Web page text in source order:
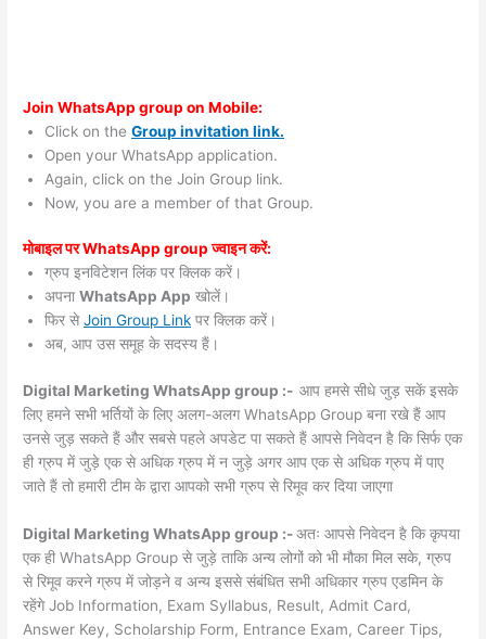
Join WhatsApp group on Mobile:
Click on theGroup invitation link.
Open your WhatsApp application.
Again, click on the Join Group link.
Now, you are a member of that Group.
मोबाइल पर WhatsApp group ज्वाइन करें:
ग्रुप इनविटेशन लिंक पर क्लिक करें।
अपनाWhatsApp App खोलें।
फिर सेJoin Group Link पर क्लिक करें।
अब, आप उस समूह के सदस्य हैं।
Digital Marketing WhatsApp group :-आप हमसे सीधे जुड़ सकें इसके
लिए हमने सभी भर्तियों के लिए अलग-अलग WhatsApp Group बना रखे हैं आप
उनसे जुड़ सकते हैं और सबसे पहले अपडेट पा सकते हैं आपसे निवेदन है कि सिर्फ एक
ही ग्रुप में जुड़े एक से अधिक ग्रुप में न जुड़े अगर आप एक से अधिक ग्रुप में पाए
जाते हैं तो हमारी टीम के द्वारा आपको सभी ग्रुप से रिमूव कर दिया जाएगा
Digital Marketing WhatsApp group :-अतः आपसे निवेदन है कि कृपया
एक ही WhatsApp Group से जुड़े ताकि अन्य लोगों को भी मौका मिल सके, ग्रुप
से रिमूव करने ग्रुप में जोड़ने व अन्य इससे संबंधित सभी अधिकार ग्रुप एडमिन के
रहेंगे Job Information, Exam Syllabus, Result, Admit Card,
Answer Key, Scholarship Form, Entrance Exam, Career Tips,